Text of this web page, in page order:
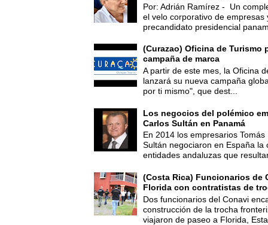
Por: Adrián Ramírez - Un
el velo corporativo de empresas
precandidato presidencial
(Curazao) Oficina de Turismo
campaña de marca
A partir de este mes, la Oficina
lanzará su nueva campaña
por ti mismo", que dest...
Los negocios del polémico
Carlos Sultán en Panamá
En 2014 los empresarios
Sultán negociaron en España la
entidades andaluzas que
(Costa Rica) Funcionarios de
Florida con contratistas de
Dos funcionarios del Conavi
construcción de la trocha
viajaron de paseo a Florida,